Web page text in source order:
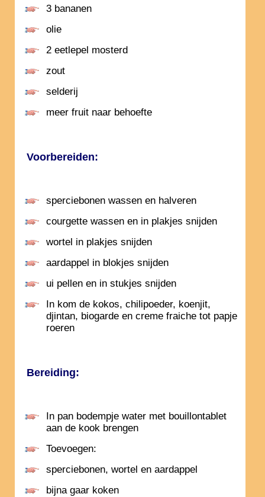
3 bananen
olie
2 eetlepel mosterd
zout
selderij
meer fruit naar behoefte
Voorbereiden:
sperciebonen wassen en halveren
courgette wassen en in plakjes snijden
wortel in plakjes snijden
aardappel in blokjes snijden
ui pellen en in stukjes snijden
In kom de kokos, chilipoeder, koenjit,
djintan, biogarde en creme fraiche tot papje
roeren
Bereiding:
In pan bodempje water met bouillontablet
aan de kook brengen
Toevoegen:
sperciebonen, wortel en aardappel
bijna gaar koken